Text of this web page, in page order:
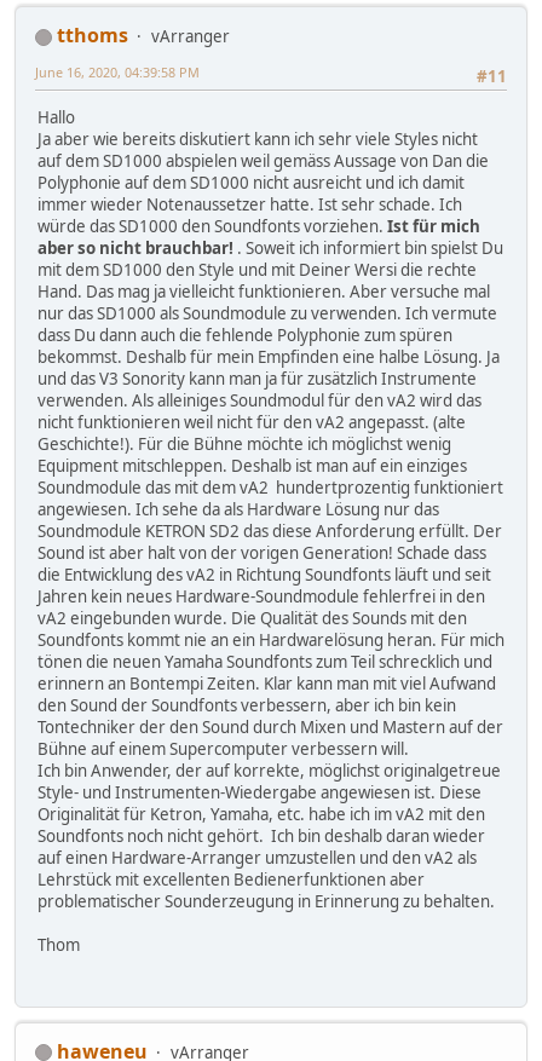
tthoms
vArranger
#11
June 16, 2020, 04:39:58 PM
Hallo
Ja aber wie bereits diskutiert kann ich sehr viele Styles nicht
auf dem SD1000 abspielen weil gemäss Aussage von Dan die
Polyphonie auf dem SD1000 nicht ausreicht und ich damit
immer wieder Notenaussetzer hatte. Ist sehr schade. Ich
würde das SD1000 den Soundfonts vorziehen. Ist für mich
aber so nicht brauchbar! . Soweit ich informiert bin spielst Du
mit dem SD1000 den Style und mit Deiner Wersi die rechte
Hand. Das mag ja vielleicht funktionieren. Aber versuche mal
nur das SD1000 als Soundmodule zu verwenden. Ich vermute
dass Du dann auch die fehlende Polyphonie zum spüren
bekommst. Deshalb für mein Empfinden eine halbe Lösung. Ja
und das V3 Sonority kann man ja für zusätzlich Instrumente
verwenden. Als alleiniges Soundmodul für den vA2 wird das
nicht funktionieren weil nicht für den vA2 angepasst. (alte
Geschichte!). Für die Bühne möchte ich möglichst wenig
Equipment mitschleppen. Deshalb ist man auf ein einziges
Soundmodule das mit dem vA2 hundertprozentig funktioniert
angewiesen. Ich sehe da als Hardware Lösung nur das
Soundmodule KETRON SD2 das diese Anforderung erfüllt. Der
Sound ist aber halt von der vorigen Generation! Schade dass
die Entwicklung des vA2 in Richtung Soundfonts läuft und seit
Jahren kein neues Hardware-Soundmodule fehlerfrei in den
vA2 eingebunden wurde. Die Qualität des Sounds mit den
Soundfonts kommt nie an ein Hardwarelösung heran. Für mich
tönen die neuen Yamaha Soundfonts zum Teil schrecklich und
erinnern an Bontempi Zeiten. Klar kann man mit viel Aufwand
den Sound der Soundfonts verbessern, aber ich bin kein
Tontechniker der den Sound durch Mixen und Mastern auf der
Bühne auf einem Supercomputer verbessern will.
Ich bin Anwender, der auf korrekte, möglichst originalgetreue
Style- und Instrumenten-Wiedergabe angewiesen ist. Diese
Originalität für Ketron, Yamaha, etc. habe ich im vA2 mit den
Soundfonts noch nicht gehört. Ich bin deshalb daran wieder
auf einen Hardware-Arranger umzustellen und den vA2 als
Lehrstück mit excellenten Bedienerfunktionen aber
problematischer Sounderzeugung in Erinnerung zu behalten.
Thom
haweneu vArranger